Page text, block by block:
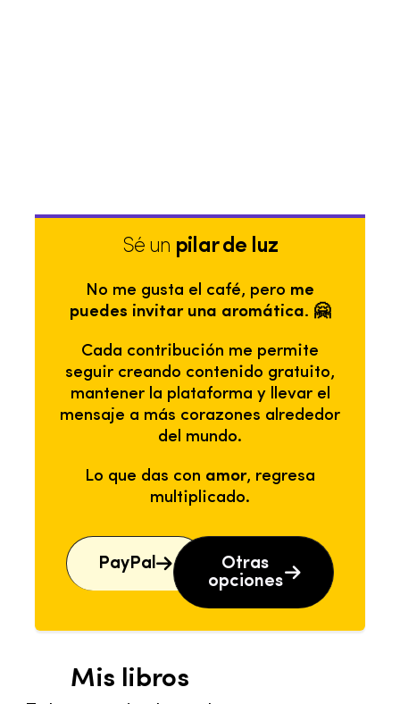
Sé un pilar de luz
No me gusta el café, pero me
puedes invitar una aromática. 🤗
Cada contribución me permite
seguir creando contenido gratuito,
mantener la plataforma y llevar el
mensaje a más corazones alrededor
del mundo.
Lo que das con amor, regresa
multiplicado.
PayPal
Otras
opciones
Mis libros